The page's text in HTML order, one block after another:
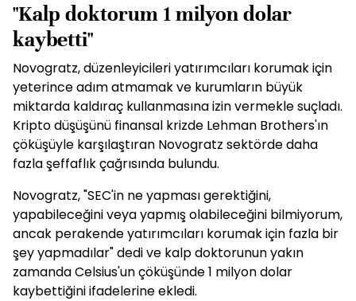
"Kalp doktorum 1 milyon dolar
kaybetti"
Novogratz, düzenleyicileri yatırımcıları korumak için
yeterince adım atmamak ve kurumların büyük
miktarda kaldıraç kullanmasına izin vermekle suçladı.
Kripto düşüşünü finansal krizde Lehman Brothers'ın
çöküşüyle ​​karşılaştıran Novogratz sektörde daha
fazla şeffaflık çağrısında bulundu.
Novogratz, "SEC'in ne yapması gerektiğini,
yapabileceğini veya yapmış olabileceğini bilmiyorum,
ancak perakende yatırımcıları korumak için fazla bir
şey yapmadılar" dedi ve kalp doktorunun yakın
zamanda Celsius'un çöküşünde 1 milyon dolar
kaybettiğini ifadelerine ekledi.